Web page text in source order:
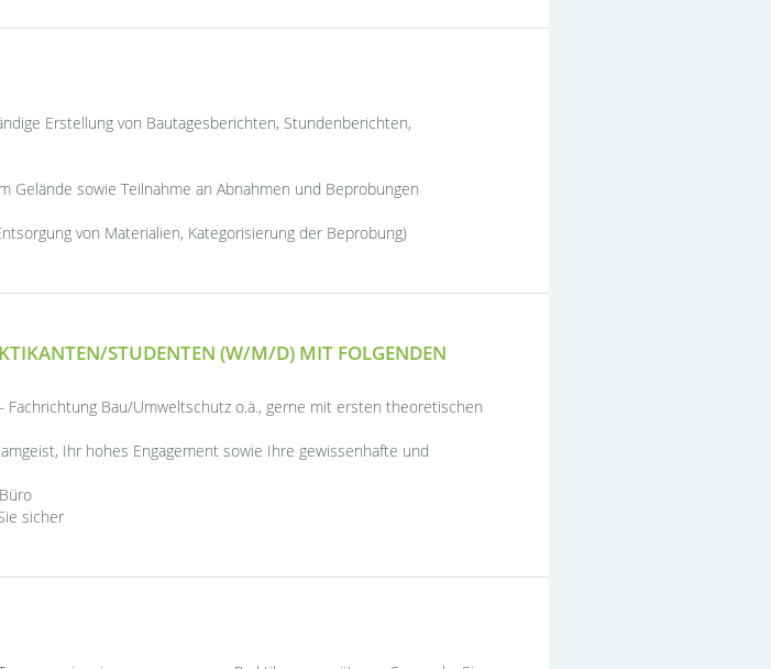
Erstellung von Bautagesberichten, Stundenberichten,
sowie Teilnahme an Abnahmen und Beprobungen
von Materialien, Kategorisierung der Beprobung)
STUDENTEN (W/M/D) MIT FOLGENDEN
Bau/Umweltschutz o.ä., gerne mit ersten theoretischen
Ihr hohes Engagement sowie Ihre gewissenhafte und
sicher